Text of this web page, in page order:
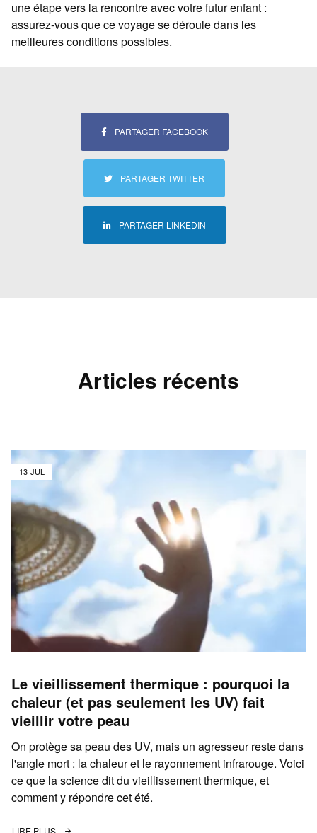
une étape vers la rencontre avec votre futur enfant :
assurez-vous que ce voyage se déroule dans les
meilleures conditions possibles.
PARTAGER FACEBOOK
PARTAGER TWITTER
PARTAGER LINKEDIN
Articles récents
13 JUL
Le vieillissement thermique : pourquoi la
chaleur (et pas seulement les UV) fait
vieillir votre peau
On protège sa peau des UV, mais un agresseur reste dans
l'angle mort : la chaleur et le rayonnement infrarouge. Voici
ce que la science dit du vieillissement thermique, et
comment y répondre cet été.
LIRE PLUS